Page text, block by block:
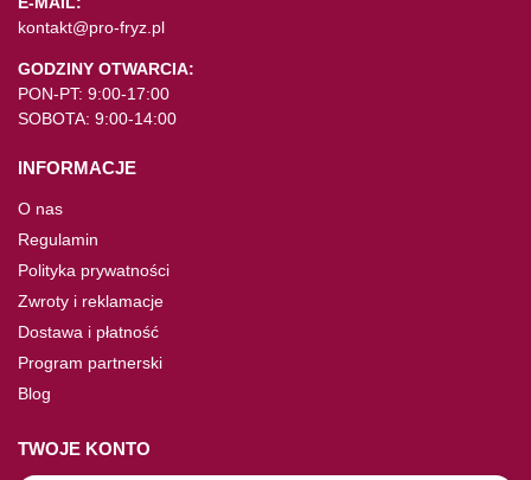
kontakt@pro-fryz.pl
GODZINY OTWARCIA:
PON-PT: 9:00-17:00
SOBOTA: 9:00-14:00
INFORMACJE
O nas
Regulamin
Polityka prywatności
Zwroty i reklamacje
Dostawa i płatność
Program partnerski
Blog
TWOJE KONTO